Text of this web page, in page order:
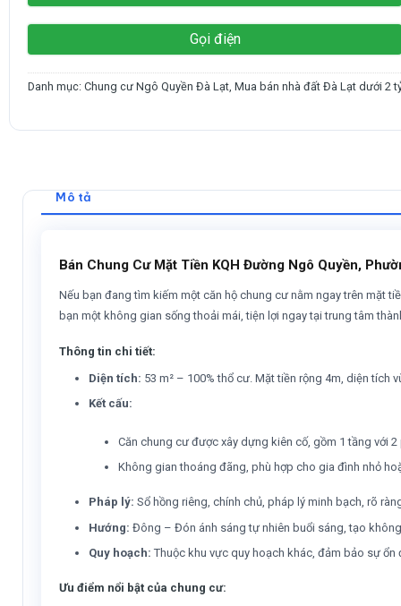
Gọi điện
Danh mục:Chung cư Ngô Quyền Đà Lạt ,Mua bán nhà đất Đà Lạt dưới 2
Mô tả
Bán Chung Cư Mặt Tiền KQH Đường Ngô Quyền,
Nếu bạn đang tìm kiếm một căn hộ chung cư nằm ngay trên mặt
bạn một không gian sống thoải mái, tiện lợi ngay tại trung tâm
Thông tin chi tiết:
Diện tích: 53 m² – 100% thổ cư. Mặt tiền rộng 4m, diện
Kết cấu:
Căn chung cư được xây dựng kiên cố, gồm 1 tầng với
Không gian thoáng đãng, phù hợp cho gia đình nhỏ
Pháp lý: Sổ hồng riêng, chính chủ, pháp lý minh bạch, rõ
Hướng: Đông – Đón ánh sáng tự nhiên buổi sáng, tạo
Quy hoạch: Thuộc khu vực quy hoạch khác, đảm bảo sự
Ưu điểm nổi bật của chung cư: